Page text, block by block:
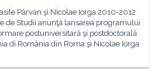
Pârvan şi Nicolae Iorga 2010-2012
de Studii anunţă lansarea programului
postuniversitară şi postdoctorală
di România din Roma şi Nicolae Iorga